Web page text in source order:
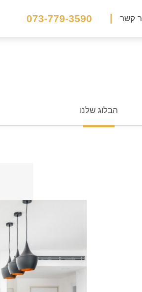
קשר |
073-779-3590
הבלוג שלנו